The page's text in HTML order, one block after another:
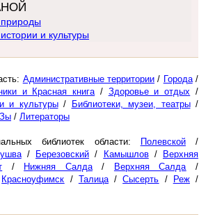
и культуры
Административные территории / Города/
и Красная книга/ Здоровье и отдых /
и культуры/ Библиотеки, музеи, театры/
/ Литераторы
библиотек области: Полевской/
/ Березовский / Камышлов/
Верхняя
/ Нижняя Салда/ Верхняя Салда/
Красноуфимск / Талица/Сысерть / Реж/